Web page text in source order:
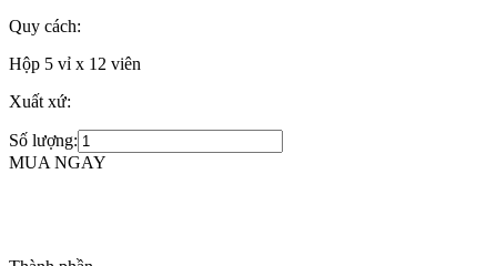
Quy cách:
Hộp 5 vỉ x 12 viên
Xuất xứ:
Số lượng:
MUA NGAY